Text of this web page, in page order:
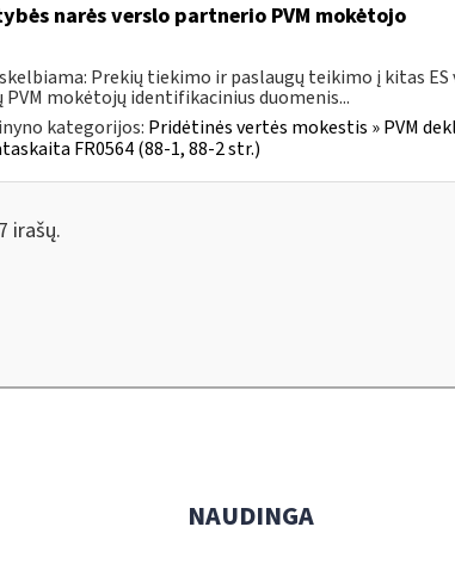
narės verslo partnerio PVM mokėtojo
Prekių tiekimo ir paslaugų teikimo į kitas ES
mokėtojų identifikacinius duomenis...
kategorijos: Pridėtinės vertės mokestis » PVM
FR0564 (88-1, 88-2 str.)
irašų.
NAUDINGA